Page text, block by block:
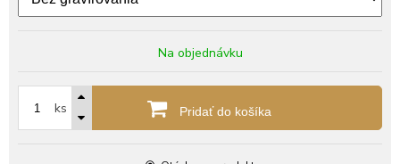
Na objednávku
ks Pridať do košíka